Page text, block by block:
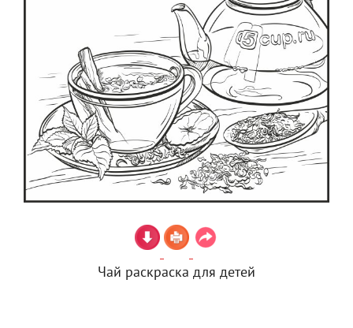
Чай раскраска для детей